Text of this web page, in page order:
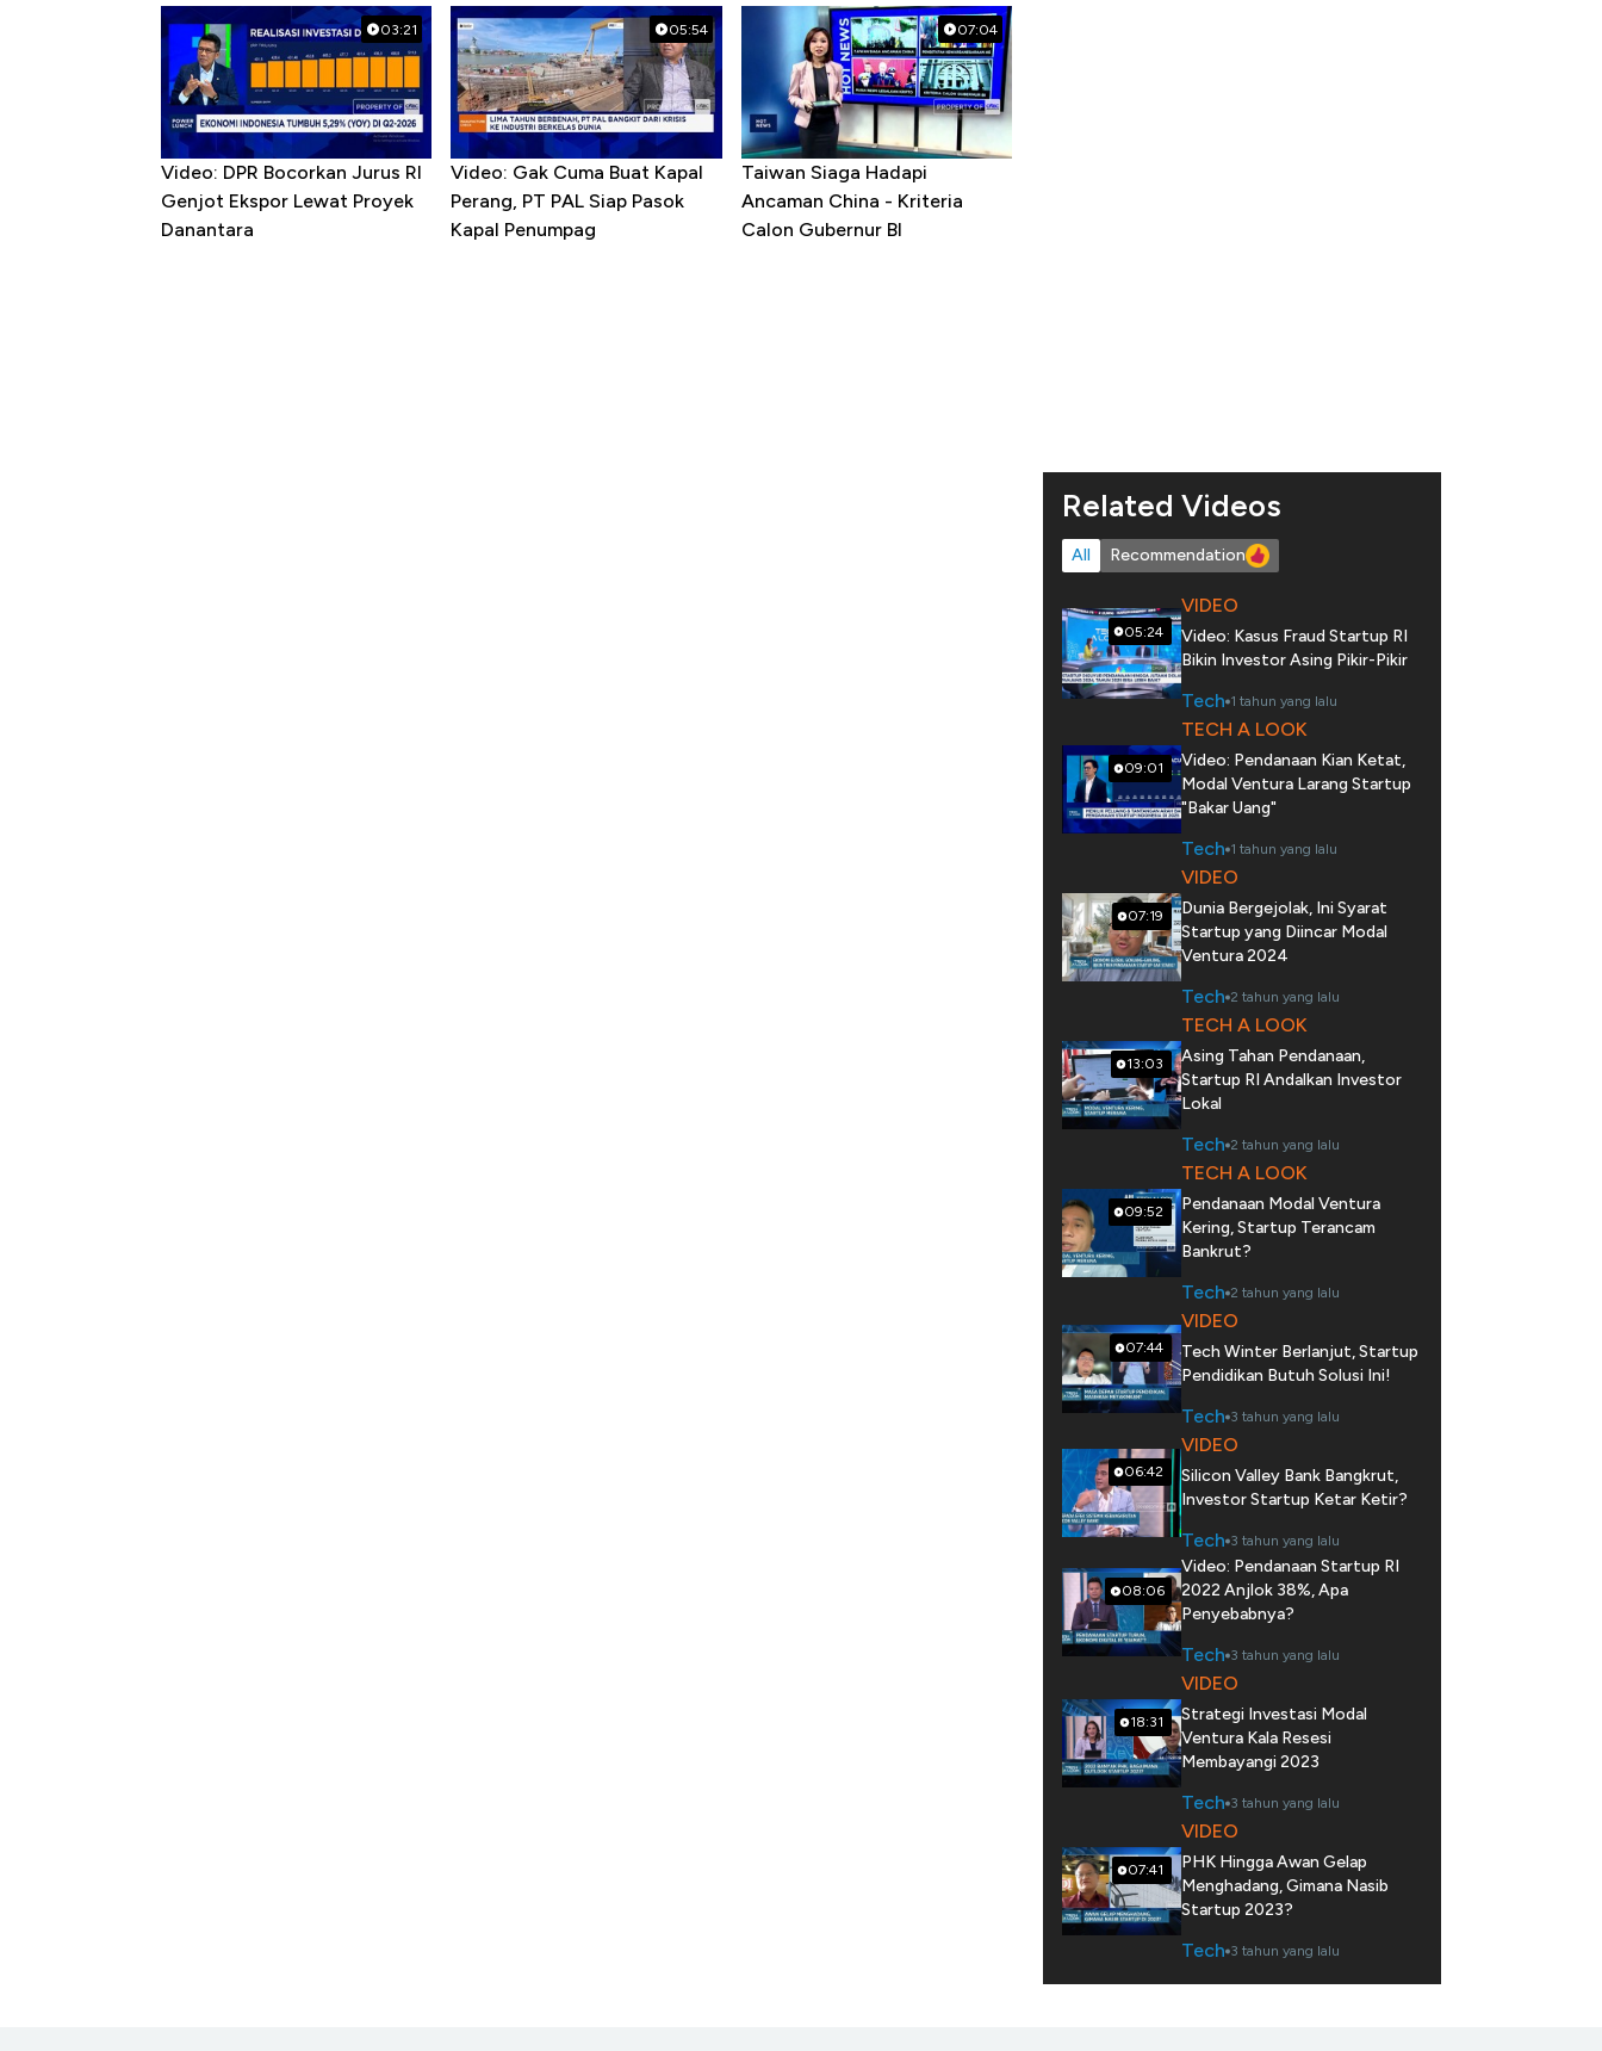
03:21
Video: DPR Bocorkan Jurus RI
Genjot Ekspor Lewat Proyek
Danantara
05:54
Video: Gak Cuma Buat Kapal
Perang, PT PAL Siap Pasok
Kapal Penumpag
07:04
Taiwan Siaga Hadapi
Ancaman China - Kriteria
Calon Gubernur BI
Related Videos
All Recommendation
05:24
VIDEO
Video: Kasus Fraud Startup RI
Bikin Investor Asing Pikir-Pikir
Tech 1 tahun yang lalu
09:01
TECH A LOOK
Video: Pendanaan Kian Ketat,
Modal Ventura Larang Startup
"Bakar Uang"
Tech 1 tahun yang lalu
07:19
VIDEO
Dunia Bergejolak, Ini Syarat
Startup yang Diincar Modal
Ventura 2024
Tech 2 tahun yang lalu
13:03
TECH A LOOK
Asing Tahan Pendanaan,
Startup RI Andalkan Investor
Lokal
Tech 2 tahun yang lalu
09:52
TECH A LOOK
Pendanaan Modal Ventura
Kering, Startup Terancam
Bankrut?
Tech 2 tahun yang lalu
07:44
VIDEO
Tech Winter Berlanjut, Startup
Pendidikan Butuh Solusi Ini!
Tech 3 tahun yang lalu
06:42
VIDEO
Silicon Valley Bank Bangkrut,
Investor Startup Ketar Ketir?
Tech 3 tahun yang lalu
08:06
Video: Pendanaan Startup RI
2022 Anjlok 38%, Apa
Penyebabnya?
Tech 3 tahun yang lalu
18:31
VIDEO
Strategi Investasi Modal
Ventura Kala Resesi
Membayangi 2023
Tech 3 tahun yang lalu
07:41
VIDEO
PHK Hingga Awan Gelap
Menghadang, Gimana Nasib
Startup 2023?
Tech 3 tahun yang lalu